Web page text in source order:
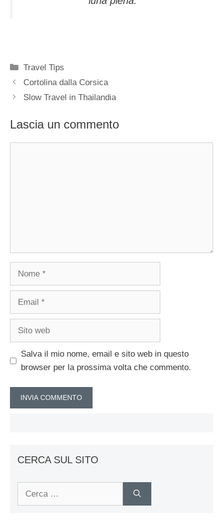
Categorie
Travel Tips
Cortolina dalla Corsica
Slow Travel in Thailandia
Lascia un commento
Nome
Email
Sito
Salva il mio nome, email e sito web in questo
browser per la prossima volta che commento.
CERCA SUL SITO